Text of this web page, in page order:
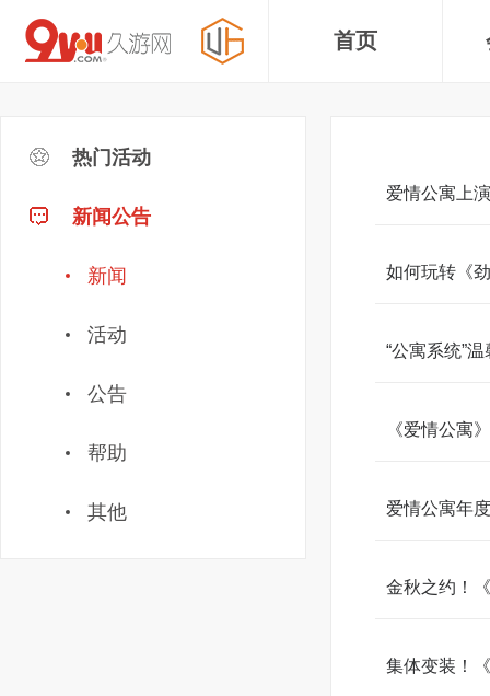
首页
热门活动
新闻公告
新闻
活动
公告
帮助
其他
爱情公寓上
如何玩转《
“公寓系统”
《爱情公寓
爱情公寓年
金秋之约！
集体变装！